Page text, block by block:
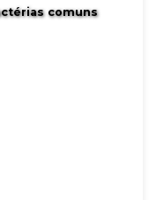
comuns